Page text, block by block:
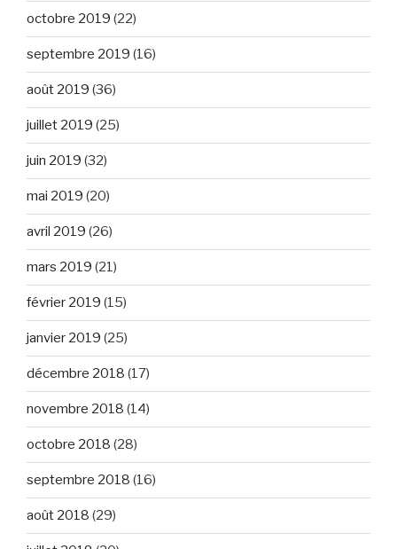
octobre 2019 (22)
septembre 2019 (16)
août 2019 (36)
juillet 2019 (25)
juin 2019 (32)
mai 2019 (20)
avril 2019 (26)
mars 2019 (21)
février 2019 (15)
janvier 2019 (25)
décembre 2018 (17)
novembre 2018 (14)
octobre 2018 (28)
septembre 2018 (16)
août 2018 (29)